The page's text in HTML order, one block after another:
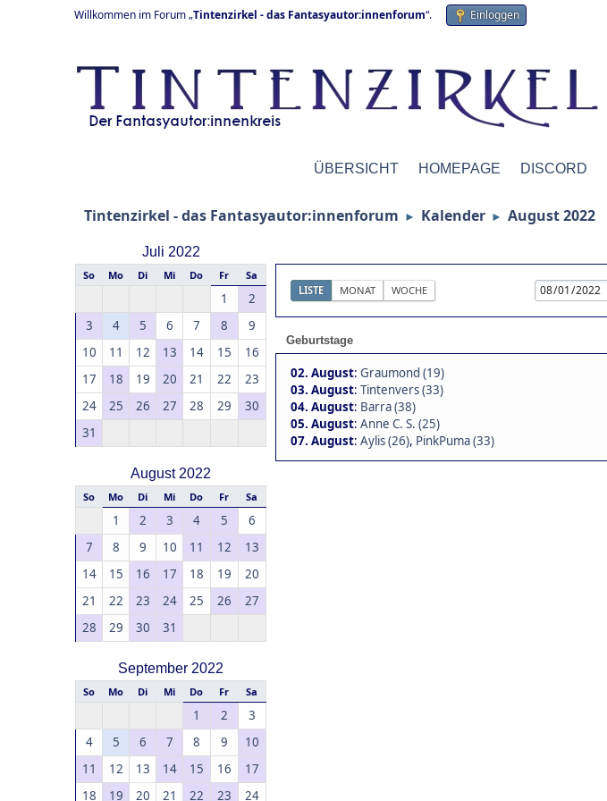
Willkommen im Forum „Tintenzirkel - das Fantasyautor:innenforum“. Einloggen
ÜBERSICHT HOMEPAGE DISCORD
Tintenzirkel - das Fantasyautor:innenforum ► Kalender ► August 2022
Juli 2022
So Mo Di Mi Do Fr Sa
1
2
3
4 5 6 7 8
9
10
11 12 13 14 15
16
17
18 19 20 21 22
23
24
25 26 27 28 29
30
31
August 2022
So Mo Di Mi Do Fr Sa
1 2 3 4 5
6
7
8 9 10 11 12
13
14
15 16 17 18 19
20
21
22 23 24 25 26
27
28
29 30 31
September 2022
So Mo Di Mi Do Fr Sa
1 2
3
4
5 6 7 8 9
10
11
12 13 14 15 16
17
18
19 20 21 22 23 24
LISTE MONAT WOCHE
Geburtstage
02. August: Graumond (19)
03. August: Tintenvers (33)
04. August: Barra (38)
05. August: Anne C. S. (25)
07. August: Aylis (26), PinkPuma (33)